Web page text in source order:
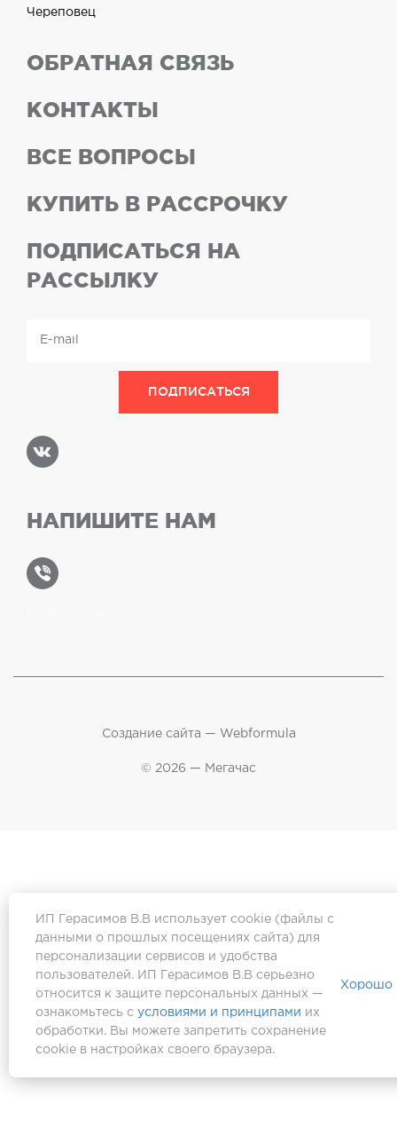
Череповец
ОБРАТНАЯ СВЯЗЬ
КОНТАКТЫ
ВСЕ ВОПРОСЫ
КУПИТЬ В РАССРОЧКУ
ПОДПИСАТЬСЯ НА
РАССЫЛКУ
НАПИШИТЕ НАМ
Создание сайта — Webformula
© 2026 — Мегачас
ИП Герасимов В.В использует cookie (файлы с
данными о прошлых посещениях сайта) для
персонализации сервисов и удобства
пользователей. ИП Герасимов В.В серьезно
относится к защите персональных данных —
ознакомьтесь с условиями и принципами их
обработки. Вы можете запретить сохранение
cookie в настройках своего браузера.
Хорошо